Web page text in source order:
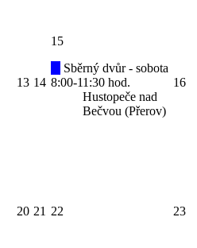
13 14
15
Sběrný dvůr - sobota
8:00-11:30 hod.
Hustopeče nad
Bečvou (Přerov)
16
20 21 22 23